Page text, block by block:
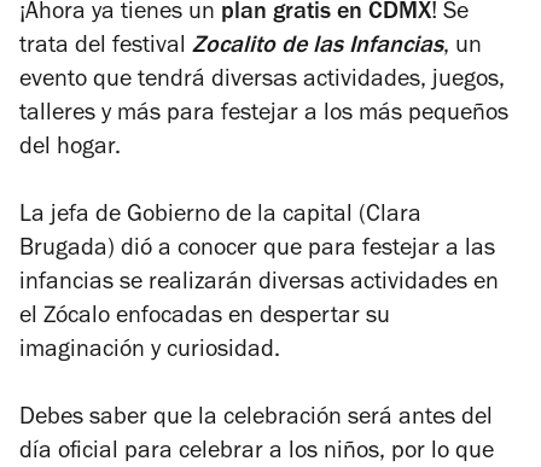
¡Ahora ya tienes un plan gratis en CDMX! Se
trata del festival Zocalito de las Infancias, un
evento que tendrá diversas actividades, juegos,
talleres y más para festejar a los más pequeños
del hogar.
La jefa de Gobierno de la capital (Clara
Brugada) dió a conocer que para festejar a las
infancias se realizarán diversas actividades en
el Zócalo enfocadas en despertar su
imaginación y curiosidad.
Debes saber que la celebración será antes del
día oficial para celebrar a los niños, por lo que